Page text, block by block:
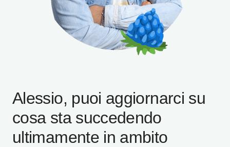
Alessio, puoi aggiornarci su
cosa sta succedendo
ultimamente in ambito